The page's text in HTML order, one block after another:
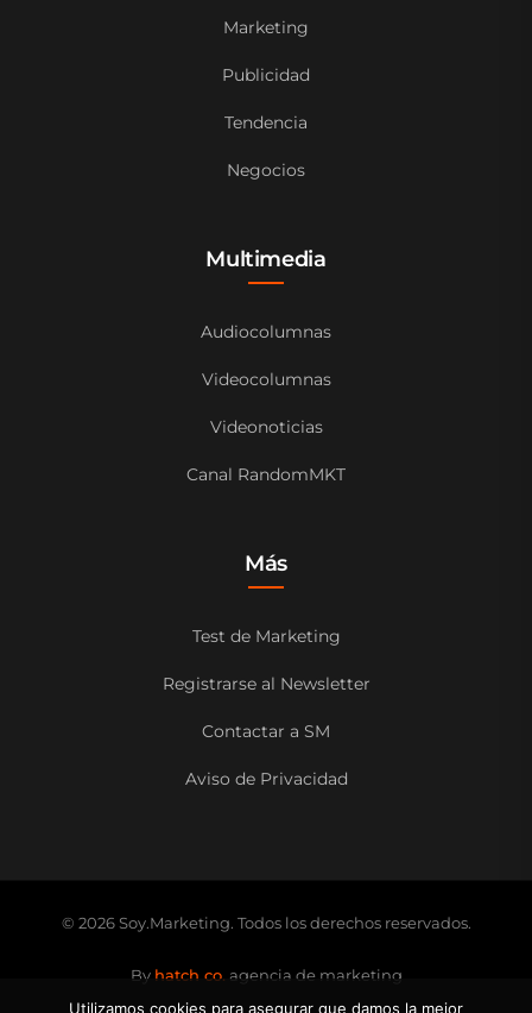
Marketing
Publicidad
Tendencia
Negocios
Multimedia
Audiocolumnas
Videocolumnas
Videonoticias
Canal RandomMKT
Más
Test de Marketing
Registrarse al Newsletter
Contactar a SM
Aviso de Privacidad
© 2026 Soy.Marketing. Todos los derechos reservados.
By hatch co. agencia de marketing
Utilizamos cookies para asegurar que damos la mejor